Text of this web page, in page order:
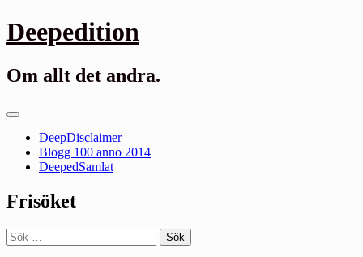
Gå
till
Deepedition
Om allt det andra.
Primär
DeepDisclaimer
Blogg 100 anno 2014
DeepedSamlat
Frisöket
Sök
efter: